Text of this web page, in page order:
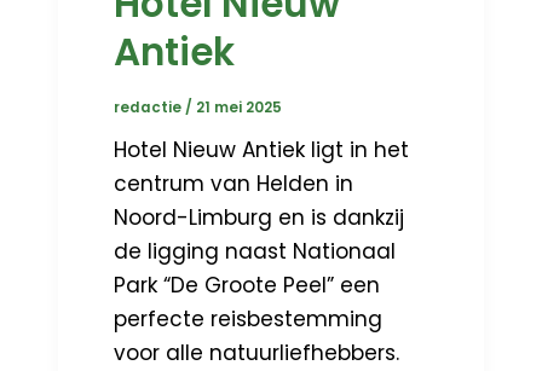
Antiek
redactie/ 21 mei 2025
Hotel Nieuw Antiek ligt in het
centrum van Helden in
Noord-Limburg en is dankzij
de ligging naast Nationaal
Park “De Groote Peel” een
perfecte reisbestemming
voor alle natuurliefhebbers.